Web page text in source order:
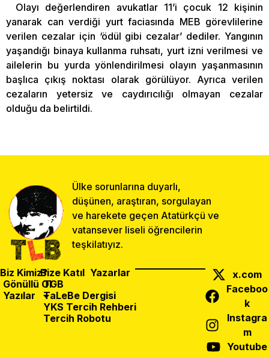
Olayı değerlendiren avukatlar 11’i çocuk 12 kişinin
yanarak can verdiği yurt faciasında MEB görevlilerine
verilen cezalar için ‘ödül gibi cezalar’ dediler. Yangının
yaşandığı binaya kullanma ruhsatı, yurt izni verilmesi ve
ailelerin bu yurda yönlendirilmesi olayın yaşanmasının
başlıca çıkış noktası olarak görülüyor. Ayrıca verilen
cezaların yetersiz ve caydırıcılığı olmayan cezalar
olduğu da belirtildi.
Ülke sorunlarına duyarlı,
düşünen, araştıran, sorgulayan
ve harekete geçen Atatürkçü ve
vatansever liseli öğrencilerin
teşkilatıyız.
Biz Kimiz?
Gönüllü Ol
Yazılar
Bize Katıl Yazarlar
TGB
TaLeBe Dergisi
YKS Tercih Rehberi
Tercih Robotu
x.com
Faceboo
k
Instagra
m
Youtube